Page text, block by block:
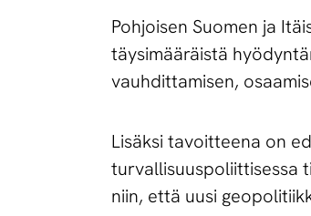
Pohjoisen Suomen ja
täysimääräistä
vauhdittamisen,
Lisäksi tavoitteena on
turvallisuuspoliittisessa
niin, että uusi